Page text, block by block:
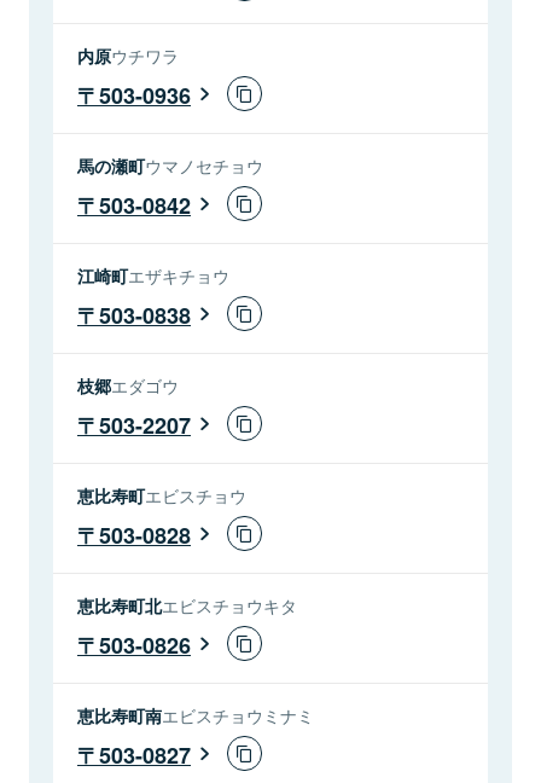
内原ウチワラ
503-0936
馬の瀬町ウマノセチョウ
503-0842
江崎町エザキチョウ
503-0838
枝郷エダゴウ
503-2207
恵比寿町エビスチョウ
503-0828
恵比寿町北エビスチョウキタ
503-0826
恵比寿町南エビスチョウミナミ
503-0827